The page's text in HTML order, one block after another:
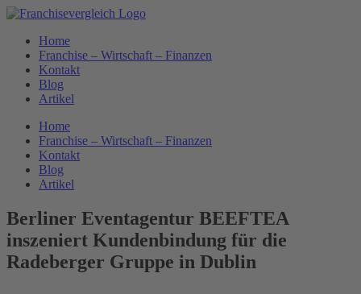
Zum
springenHome
Franchise – Wirtschaft – Finanzen
Kontakt
Blog
Artikel
Home
Franchise – Wirtschaft – Finanzen
Kontakt
Blog
Artikel
Berliner Eventagentur BEEFTEA
inszeniert Kundenbindung für die
Radeberger Gruppe in Dublin